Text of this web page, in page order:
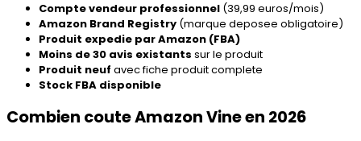
Compte vendeur professionnel (39,99 euros/mois)
Amazon Brand Registry (marque deposee obligatoire)
Produit expedie par Amazon (FBA)
Moins de 30 avis existants sur le produit
Produit neuf avec fiche produit complete
Stock FBA disponible
Combien coute Amazon Vine en 2026